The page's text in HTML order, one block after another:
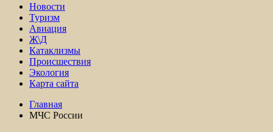
Новости
Туризм
Авиация
Ж\Д
Катаклизмы
Происшествия
Экология
Карта сайта
Главная
МЧС России